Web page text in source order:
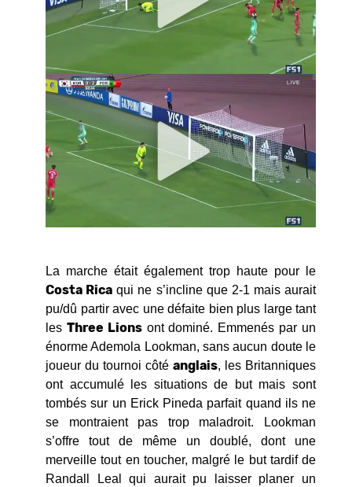
La marche était également trop haute pour le
Costa Rica qui ne s’incline que 2-1 mais aurait
pu/dû partir avec une défaite bien plus large tant
les Three Lionsont dominé. Emmenés par un
énorme Ademola Lookman, sans aucun doute le
joueur du tournoi côté anglais, les Britanniques
ont accumulé les situations de but mais sont
tombés sur un Erick Pineda parfait quand ils ne
se montraient pas trop maladroit. Lookman
s’offre tout de même un doublé, dont une
merveille tout en toucher, malgré le but tardif de
Randall Leal qui aurait pu laisser planer un